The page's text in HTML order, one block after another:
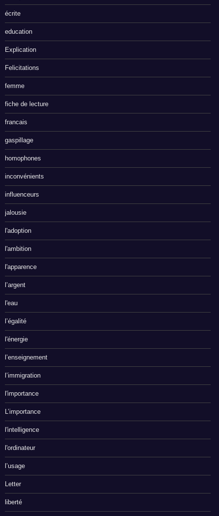
écrite
education
Explication
Felicitations
femme
fiche de lecture
francais
gaspillage
homophones
inconvénients
influenceurs
jalousie
l'adoption
l'ambition
l'apparence
l’argent
l'eau
l’égalité
l'énergie
l’enseignement
l’immigration
l'importance
L’importance
l'intelligence
l'ordinateur
l’usage
Letter
liberté